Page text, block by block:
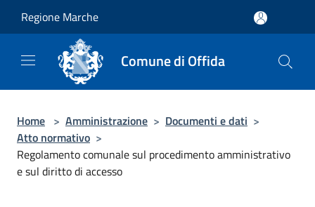
Regione Marche
Comune di Offida
Home > Amministrazione > Documenti e dati >
Atto normativo >
Regolamento comunale sul procedimento amministrativo
e sul diritto di accesso